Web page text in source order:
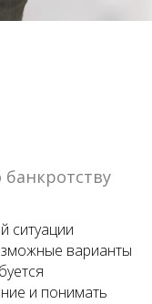
банкротству
ситуации
варианты
и понимать